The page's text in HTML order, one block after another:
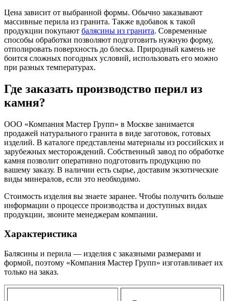
Цена зависит от выбранной формы. Обычно заказывают
массивные перила из гранита. Также вдобавок к такой
продукции покупают балясины из гранита. Современные
способы обработки позволяют подготовить нужную форму,
отполировать поверхность до блеска. Природный камень не
боится сложных погодных условий, использовать его можно
при разных температурах.
Где заказать производство перил из
камня?
ООО «Компания Мастер Групп» в Москве занимается
продажей натурального гранита в виде заготовок, готовых
изделий. В каталоге представлены материалы из российских и
зарубежных месторождений. Собственный завод по обработке
камня позволит оперативно подготовить продукцию по
вашему заказу. В наличии есть сырье, доставим экзотические
виды минералов, если это необходимо.
Стоимость изделия вы знаете заранее. Чтобы получить больше
информации о процессе производства и доступных видах
продукции, звоните менеджерам компании.
Характеристика
Балясины и перила — изделия с заказными размерами и
формой, поэтому «Компания Мастер Групп» изготавливает их
только на заказ.